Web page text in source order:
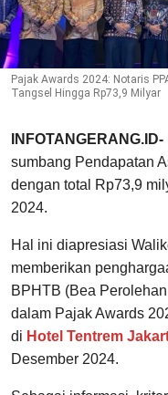
Pajak Awards 2024: Notaris
Tangsel Hingga Rp73,9 Milyar
INFOTANGERANG.ID-
sumbang Pendapatan
dengan total Rp73,9
2024.
Hal ini diapresiasi
memberikan
BPHTB (Bea
dalam Pajak Awards
di Hotel Tentrem
Desember 2024.